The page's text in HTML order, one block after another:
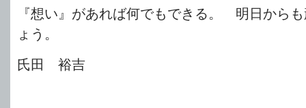
『想い』があれば何でもできる。 明日から
ょう。
氏田 裕吉